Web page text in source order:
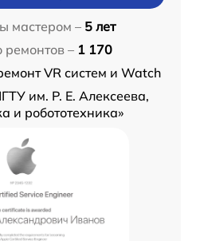
мастером – 5 лет
– 1 170
VR систем и Watch
им. Р. Е. Алексеева,
и робототехника»